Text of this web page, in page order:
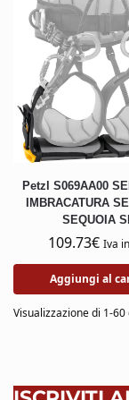
Petzl S069AA00
IMBRACATURA
SEQUOIA
109.73€ Iva
Aggiungi al
Visualizzazione di 1-